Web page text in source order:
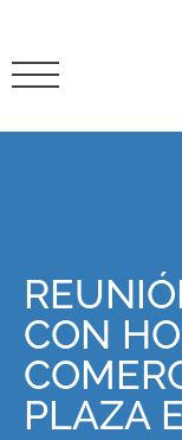
CON
PLAZA